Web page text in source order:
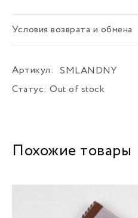
Условия возврата и обмена
Артикул:
SMLANDNY
Статус: Out of stock
Похожие товары